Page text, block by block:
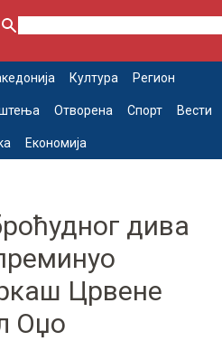
Култура Регион
Отворена Спорт Вести
Економија
дива
Црвене
Оџо